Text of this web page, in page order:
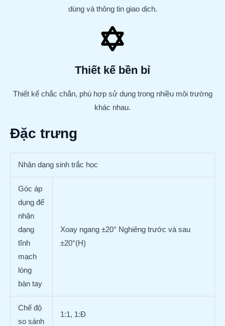
dùng và thông tin giao dịch.
Thiết kế bền bỉ
Thiết kế chắc chắn, phù hợp sử dụng trong nhiều môi trường
khác nhau.
Đặc trưng
Nhận dạng sinh trắc học
Góc áp
dụng để
nhận
dạng
tĩnh
mạch
lòng
bàn tay
Xoay ngang ±20° Nghiêng trước và sau
±20°(H)
Chế độ
so sánh
1:1, 1:Đ